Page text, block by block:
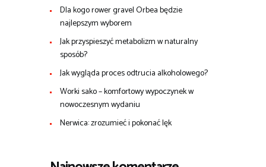
Dla kogo rower gravel Orbea będzie
najlepszym wyborem
Jak przyspieszyć metabolizm w naturalny
sposób?
Jak wygląda proces odtrucia alkoholowego?
Worki sako – komfortowy wypoczynek w
nowoczesnym wydaniu
Nerwica: zrozumieć i pokonać lęk